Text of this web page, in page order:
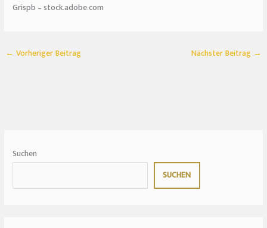
Grispb – stock.adobe.com
← Vorheriger Beitrag Nächster Beitrag →
Suchen
SUCHEN